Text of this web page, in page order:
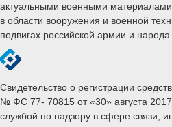
актуальными военными
в области вооружения и военной
подвигах российской армии и народа.
Свидетельство о регистрации
№ ФС 77- 70815 от «30» августа
службой по надзору в сфере связи,